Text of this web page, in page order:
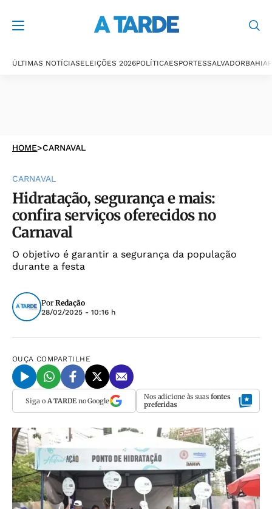
ÚLTIMAS NOTÍCIASELEIÇÕES 2026POLÍTICAESPORTESSALVADORBAHIA
HOME>CARNAVAL
CARNAVAL
Hidratação, segurança e mais:
confira serviços oferecidos no
Carnaval
O objetivo é garantir a segurança da população
durante a festa
Por Redação
28/02/2025 - 10:16 h
OUÇA COMPARTILHE
Siga o A TARDEno Google Nos adicione às suas fontes
preferidas